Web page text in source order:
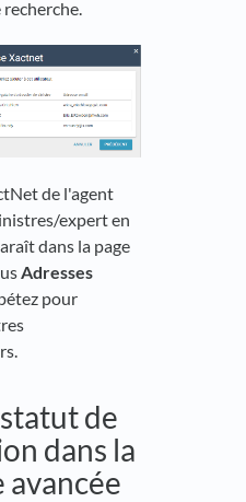
de l'agent
expert en
dans la page
Adresses
pour
de
dans la
avancée